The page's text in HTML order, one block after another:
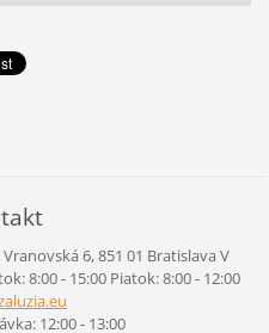
Vranovská 6, 851 01 Bratislava V
8:00 - 15:00 Piatok: 8:00 - 12:00
eu
12:00 - 13:00